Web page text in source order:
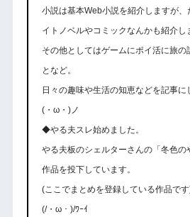
小説は基本Web小説を紹介しますが
イトノベルやコミックなんかも紹介し
その他としてはゲームにポイ活に旅の
となど。
日々の趣味や生活の知恵などを記事に
(・ω・)ノ
◆やる夫スレ始めました。
やる夫板のシェルターさんの「冬色の
作品を投下しています。
(ここでまとめを登録している作品で
(/・ω・)/ﾜｰｲ